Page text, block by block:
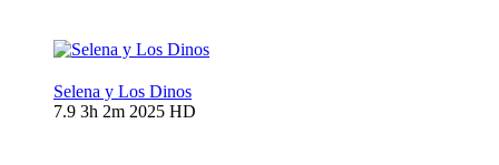
Selena y Los Dinos
7.9 3h 2m 2025 HD